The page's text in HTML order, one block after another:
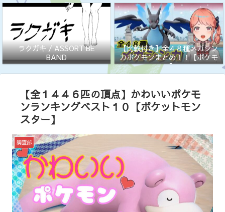
ラクガキ / ASSORT BE
BAND
【比較付き】全４８種メガシン
カポケモンまとめ！！【ポケモ
ン】
【全１４４６匹の頂点】かわいいポケモ
ンランキングベスト１０【ポケットモン
スター】
調査部